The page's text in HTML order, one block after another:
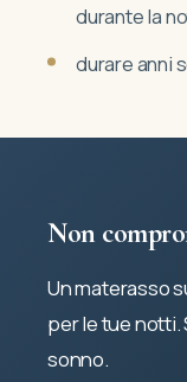
durante la
durare anni
Non
Un materasso
per le tue
sonno.